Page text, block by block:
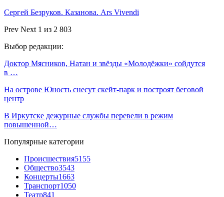
Сергей Безруков. Казанова. Ars Vivendi
Prev Next 1 из 2 803
Выбор редакции:
Доктор Мясников, Натан и звёзды «Молодёжки» сойдутся
в …
На острове Юность снесут скейт-парк и построят беговой
центр
В Иркутске дежурные службы перевели в режим
повышенной…
Популярные категории
Происшествия5155
Общество3543
Концерты1663
Транспорт1050
Театр841